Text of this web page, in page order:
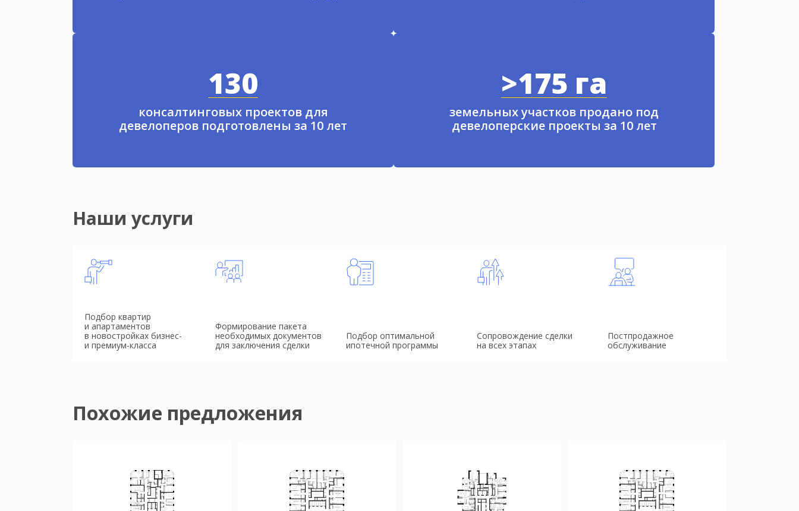
130
консалтинговых проектов для
девелоперов подготовлены за 10 лет
>175 га
земельных участков продано под
девелоперские проекты за 10 лет
Наши услуги
Подбор квартир
и апартаментов
в новостройках бизнес-
и премиум-класса
Формирование пакета
необходимых документов
для заключения сделки
Подбор оптимальной
ипотечной программы
Сопровождение сделки
на всех этапах
Постпродажное
обслуживание
Похожие предложения